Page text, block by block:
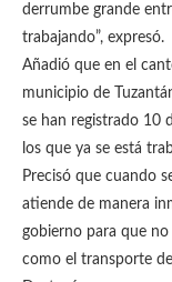
derrumbe grande
trabajando”, expresó.
Añadió que en el
municipio de
se han registrado 10
los que ya se está
Precisó que cuando
atiende de manera
gobierno para que
como el transporte